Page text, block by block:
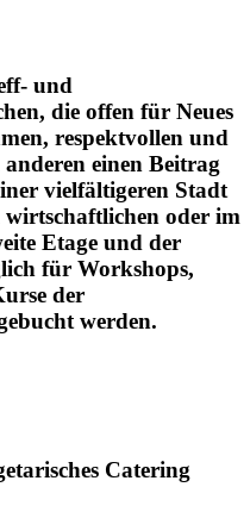
und
die offen für Neues
respektvollen und
einen Beitrag
vielfältigeren Stadt
wirtschaftlichen oder im
Etage und der
für Workshops,
der
werden.
Catering